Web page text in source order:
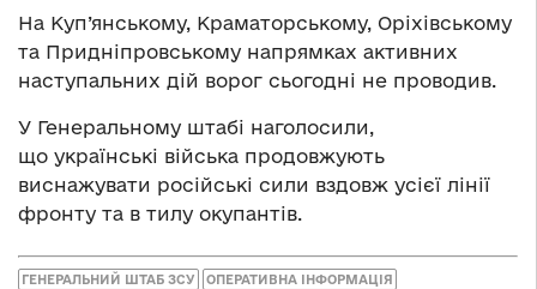
На Куп’янському, Краматорському, Оріхівському
та Придніпровському напрямках активних
наступальних дій ворог сьогодні не проводив.
У Генеральному штабі наголосили,
що українські війська продовжують
виснажувати російські сили вздовж усієї лінії
фронту та в тилу окупантів.
ГЕНЕРАЛЬНИЙ ШТАБ ЗСУ ОПЕРАТИВНА ІНФОРМАЦІЯ